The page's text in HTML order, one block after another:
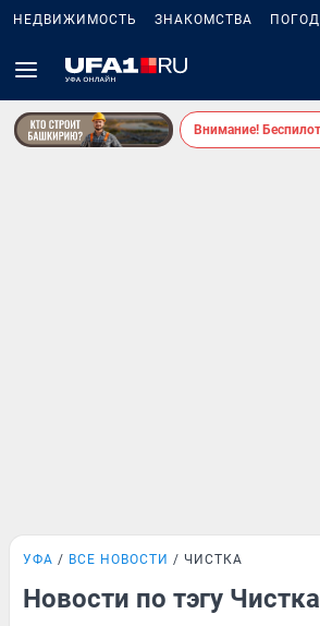
НЕДВИЖИМОСТЬ ЗНАКОМСТВА
Внимание!
УФА ВСЕ НОВОСТИ ЧИСТКА
Новости по тэгу Чистка